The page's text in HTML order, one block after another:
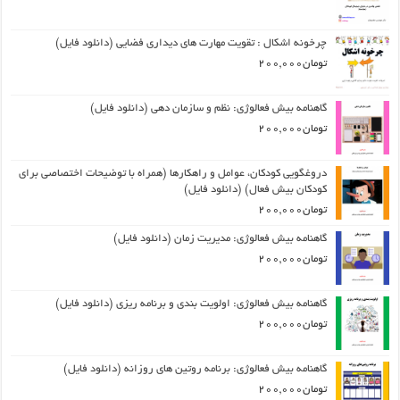
چرخونه اشکال : تقویت مهارت های دیداری فضایی (دانلود فایل)
تومان200,000
گاهنامه بیش فعالوژی: نظم و سازمان دهی (دانلود فایل)
تومان200,000
دروغگویی کودکان، عوامل و راهکارها (همراه با توضیحات اختصاصی برای
کودکان بیش فعال) (دانلود فایل)
تومان200,000
گاهنامه بیش فعالوژی: مدیریت زمان (دانلود فایل)
تومان200,000
گاهنامه بیش فعالوژی: اولویت بندی و برنامه ریزی (دانلود فایل)
تومان200,000
گاهنامه بیش فعالوژی: برنامه روتین های روزانه (دانلود فایل)
تومان200,000